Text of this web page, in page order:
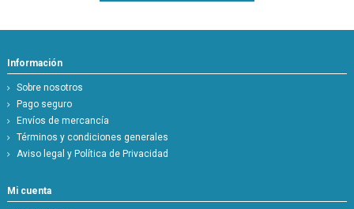
Información
Sobre nosotros
Pago seguro
Envíos de mercancía
Términos y condiciones generales
Aviso legal y Política de Privacidad
Mi cuenta